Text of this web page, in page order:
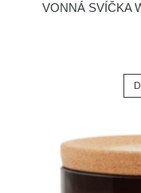
VONNÁ SVÍČKA